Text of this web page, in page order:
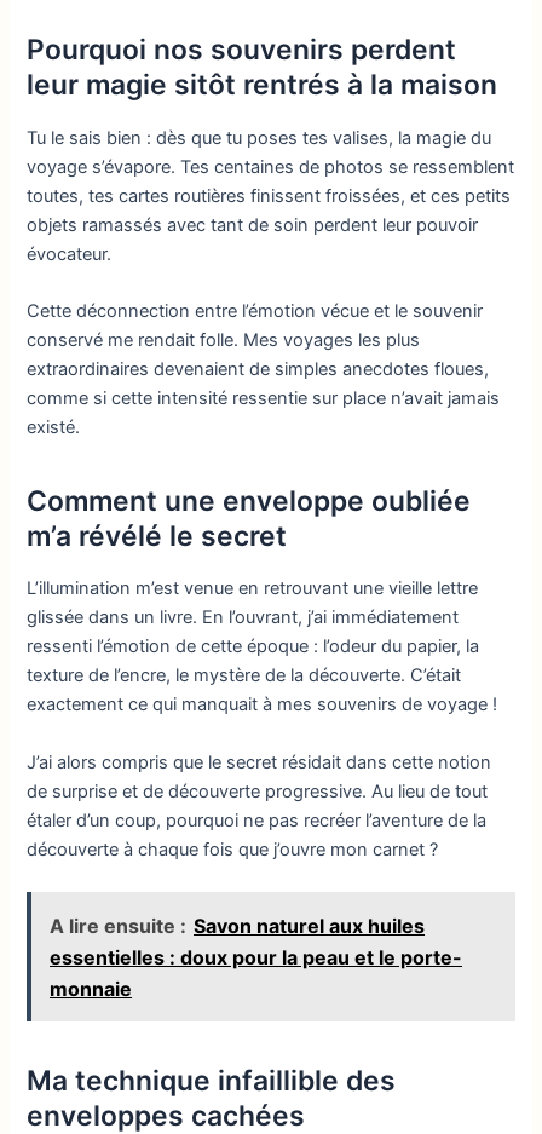
Pourquoi nos souvenirs perdent
leur magie sitôt rentrés à la maison
Tu le sais bien : dès que tu poses tes valises, la magie du
voyage s’évapore. Tes centaines de photos se ressemblent
toutes, tes cartes routières finissent froissées, et ces petits
objets ramassés avec tant de soin perdent leur pouvoir
évocateur.
Cette déconnection entre l’émotion vécue et le souvenir
conservé me rendait folle. Mes voyages les plus
extraordinaires devenaient de simples anecdotes floues,
comme si cette intensité ressentie sur place n’avait jamais
existé.
Comment une enveloppe oubliée
m’a révélé le secret
L’illumination m’est venue en retrouvant une vieille lettre
glissée dans un livre. En l’ouvrant, j’ai immédiatement
ressenti l’émotion de cette époque : l’odeur du papier, la
texture de l’encre, le mystère de la découverte. C’était
exactement ce qui manquait à mes souvenirs de voyage !
J’ai alors compris que le secret résidait dans cette notion
de surprise et de découverte progressive. Au lieu de tout
étaler d’un coup, pourquoi ne pas recréer l’aventure de la
découverte à chaque fois que j’ouvre mon carnet ?
A lire ensuite : Savon naturel aux huiles
essentielles : doux pour la peau et le porte-
monnaie
Ma technique infaillible des
enveloppes cachées